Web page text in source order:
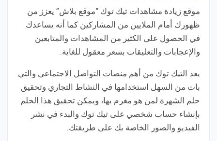
موقع زيادة مشاهدات تيك توك “موقع بلاش” يعزز من
ظهورك أمام الملايين من المشاركين كما أنه يساعدك
في الحصول على الكثير من المشاهدات والمتابعين
والإعجابات والتعليقات بسعر معقول للغاية.
يعد التيك توك من أهم منصات التواصل الاجتماعي والتي
بات من السهل استخدامها في النشاط التجاري وتحقيق
حلم الشهرة لمن هو مغرم بها، ويمكن تحقيق هذا الحلم
بإنشاء حساب شخصي على تيك توك والبدء في نشر
الفيديو والصور الخاصة بك على طريقتك.